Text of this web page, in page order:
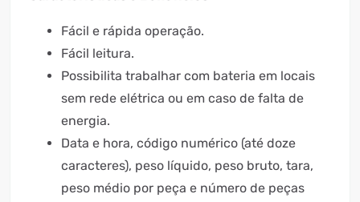
Fácil e rápida operação.
Fácil leitura.
Possibilita trabalhar com bateria em locais
sem rede elétrica ou em caso de falta de
energia.
Data e hora, código numérico (até doze
caracteres), peso líquido, peso bruto, tara,
peso médio por peça e número de peças